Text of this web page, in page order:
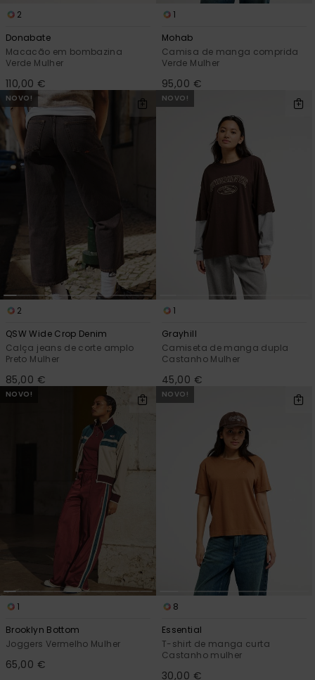
2
Donabate
Macacão em bombazina
Verde Mulher
110,00 €
1
Mohab
Camisa de manga comprida
Verde Mulher
95,00 €
NOVO!
2
QSW Wide Crop Denim
Calça jeans de corte amplo
Preto Mulher
85,00 €
NOVO!
1
Grayhill
Camiseta de manga dupla
Castanho Mulher
45,00 €
NOVO!
1
Brooklyn Bottom
Joggers Vermelho Mulher
65,00 €
NOVO!
8
Essential
T-shirt de manga curta
Castanho mulher
30,00 €